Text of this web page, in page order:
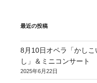
最近の投稿
8月10日オペラ「かし
し」＆ミニコンサート
2025年6月22日